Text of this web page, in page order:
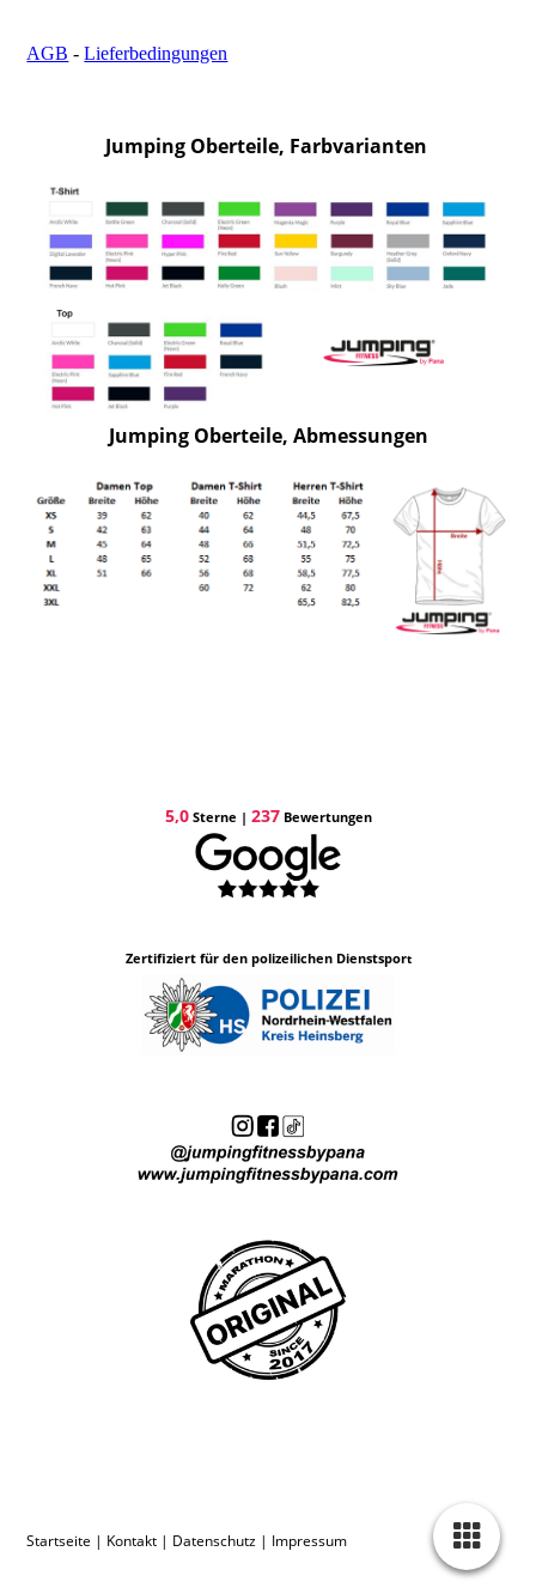
AGB -Lieferbedingungen
Jumping Oberteile, Farbvarianten
Jumping Oberteile, Abmessungen
5,0Sterne | 237Bewertungen
Zertifiziert für den polizeilichen Dienstsport
Startseite | Kontakt | Daten­schutz | Impressum